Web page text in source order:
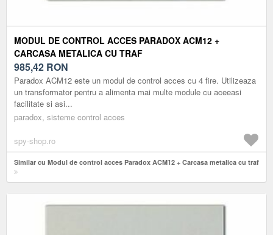
MODUL DE CONTROL ACCES PARADOX ACM12 +
CARCASA METALICA CU TRAF
985,42 RON
Paradox ACM12 este un modul de control acces cu 4 fire. Utilizeaza
un transformator pentru a alimenta mai multe module cu aceeasi
facilitate si asi...
paradox, sisteme control acces
spy-shop.ro
Similar cu Modul de control acces Paradox ACM12 + Carcasa metalica cu traf